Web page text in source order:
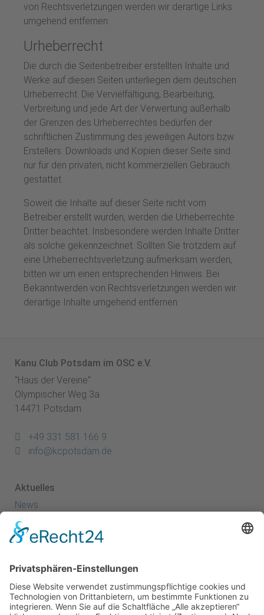
von Rechtsverletzungen werden wir derartige Links
umgehend entfernen.
Urheberrecht
Die durch die Seitenbetreiber erstellten Inhalte und
Werke auf diesen Seiten unterliegen dem deutschen
Urheberrecht. Die Vervielfältigung, Bearbeitung,
Verbreitung und jede Art der Verwertung außerhalb
der Grenzen des Urheberrechtes bedürfen der
schriftlichen Zustimmung des jeweiligen Autors bzw.
Erstellers. Downloads und Kopien dieser Seite sind
nur für den privaten, nicht kommerziellen Gebrauch
gestattet.
Soweit die Inhalte auf dieser Seite nicht vom
Betreiber erstellt wurden, werden die Urheberrechte
Dritter beachtet. Insbesondere werden Inhalte Dritter
als solche gekennzeichnet. Sollten Sie trotzdem auf
eine Urheberrechtsverletzung aufmerksam werden,
bitten wir um einen entsprechenden Hinweis. Bei
Bekanntwerden von Rechtsverletzungen werden wir
derartige Inhalte umgehend entfernen.
Kanu Club Potsdam im OSC e.V.
"Haus der Vereine"
Olympischer Weg 3a
14471 Potsdam
+49 331 581 166 9
info@kcpotsdam.de
Aktuelles
News
Termine
Kanuspitze
Kanusport
Sportler
Herzlich Willkommen - Startseite